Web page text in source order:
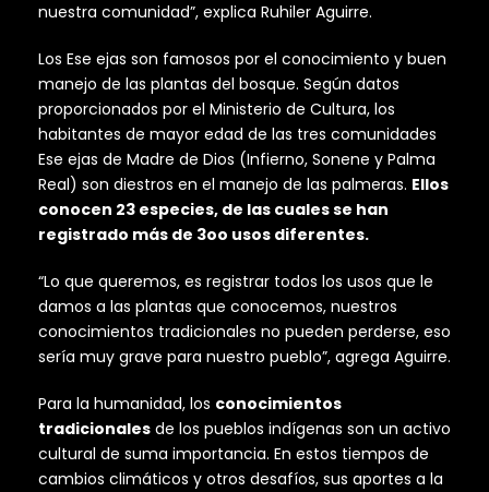
nuestra comunidad”, explica Ruhiler Aguirre.
Los Ese ejas son famosos por el conocimiento y buen
manejo de las plantas del bosque. Según datos
proporcionados por el Ministerio de Cultura, los
habitantes de mayor edad de las tres comunidades
Ese ejas de Madre de Dios (Infierno, Sonene y Palma
Real) son diestros en el manejo de las palmeras. Ellos
conocen 23 especies, de las cuales se han
registrado más de 3oo usos diferentes.
“Lo que queremos, es registrar todos los usos que le
damos a las plantas que conocemos, nuestros
conocimientos tradicionales no pueden perderse, eso
sería muy grave para nuestro pueblo”, agrega Aguirre.
Para la humanidad, los conocimientos
tradicionales de los pueblos indígenas son un activo
cultural de suma importancia. En estos tiempos de
cambios climáticos y otros desafíos, sus aportes a la